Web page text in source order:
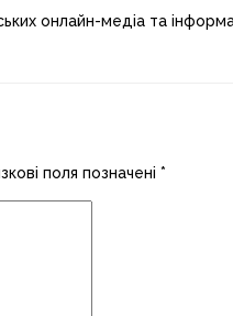
онлайн-медіа та
поля позначені *